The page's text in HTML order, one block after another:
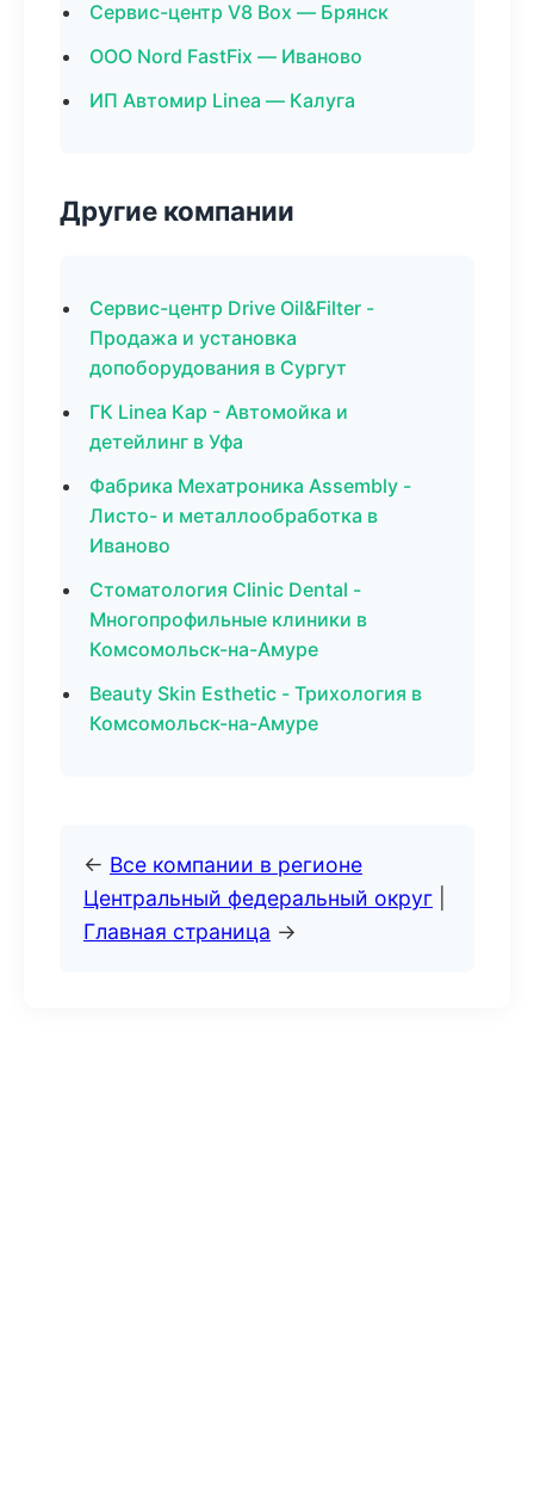
Сервис-центр V8 Box — Брянск
ООО Nord FastFix — Иваново
ИП Автомир Linea — Калуга
Другие компании
Сервис-центр Drive Oil&Filter -
Продажа и установка
допоборудования в Сургут
ГК Linea Кар - Автомойка и
детейлинг в Уфа
Фабрика Мехатроника Assembly -
Листо- и металлообработка в
Иваново
Стоматология Clinic Dental -
Многопрофильные клиники в
Комсомольск-на-Амуре
Beauty Skin Esthetic - Трихология в
Комсомольск-на-Амуре
← Все компании в регионе
Центральный федеральный округ
Главная страница →